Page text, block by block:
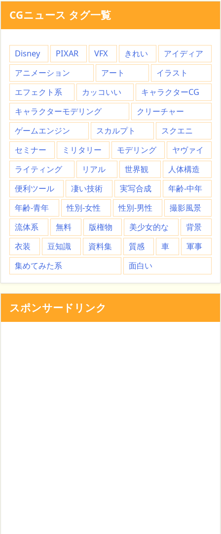
CGニュース タグ一覧
Disney PIXAR VFX きれい
アイディア
アニメーション
アート
イラスト
エフェクト系
カッコいい
キャラクターCG
キャラクターモデリング
クリーチャー
ゲームエンジン
スカルプト
スクエニ
セミナー
ミリタリー モデリング
ヤヴァイ
ライティング
リアル 世界観
人体構造
便利ツール
凄い技術 実写合成
年齢-中年
年齢-青年
性別-女性 性別-男性
撮影風景
流体系
無料 版権物 美少女的な
背景
衣装
豆知識 資料集 質感 車
軍事
集めてみた系
面白い
スポンサードリンク